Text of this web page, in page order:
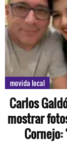
movida local
Carlos
mostrar